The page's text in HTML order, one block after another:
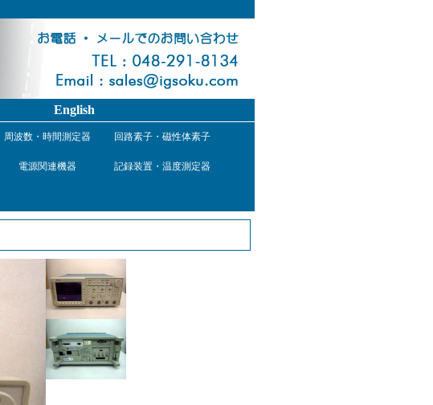
English
周波数・時間測定器 回路素子・磁性体素子
電源関連機器 記録装置・温度測定器